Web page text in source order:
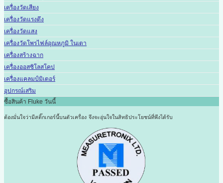
เครื่องวัดเสียง
เครื่องวัดแรงดึง
เครื่องวัดแสง
เครื่องวัดโพรไฟล์อุณหภูมิ ในเตา
เครื่องสร้างฉาก
เครื่องออสซิโลสโคป
เครื่องแคลมป์มิเตอร์
อุปกรณ์เสริม
ซื้อสินค้า Fluke วันนี้
ต้องมั่นใจว่ามีสติ๊กเกอร์นี้บนตัวเครื่อง จึงจะอุ่นใจในสิทธิประโยชน์ที่พึงได้รับ